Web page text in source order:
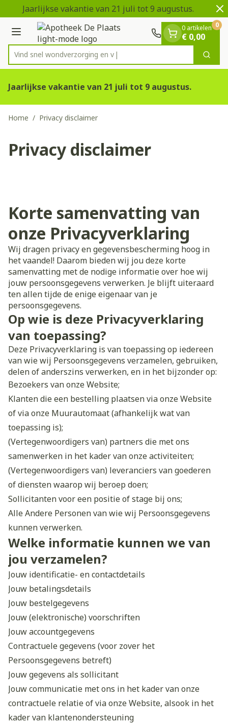
Ga naar de inhoud
1 van 2
Jaarlijkse vakantie van 21 juli tot 9 augustus.
Menu
Product, merk, categorie...
Zoek
0 artikelen
€ 0,00
0
Jaarlijkse vakantie van 21 juli tot 9 augustus.
Home / Privacy disclaimer
Privacy disclaimer
Korte samenvatting van
onze Privacyverklaring
Wij dragen privacy en gegevensbescherming hoog in
het vaandel! Daarom bieden wij jou deze korte
samenvatting met de nodige informatie over hoe wij
jouw persoonsgegevens verwerken. Je blijft uiteraard
ten allen tijde de enige eigenaar van je
persoonsgegevens.
Op wie is deze Privacyverklaring
van toepassing?
Deze Privacyverklaring is van toepassing op iedereen
van wie wij Persoonsgegevens verzamelen, gebruiken,
delen of anderszins verwerken, en in het bijzonder op:
Bezoekers van onze Website;
Klanten die een bestelling plaatsen via onze Website
of via onze Muurautomaat (afhankelijk wat van
toepassing is);
(Vertegenwoordigers van) partners die met ons
samenwerken in het kader van onze activiteiten;
(Vertegenwoordigers van) leveranciers van goederen
of diensten waarop wij beroep doen;
Sollicitanten voor een positie of stage bij ons;
Alle Andere Personen van wie wij Persoonsgegevens
kunnen verwerken.
Welke informatie kunnen we van
jou verzamelen?
Jouw identificatie- en contactdetails
Jouw betalingsdetails
Jouw bestelgegevens
Jouw (elektronische) voorschriften
Jouw accountgegevens
Contractuele gegevens (voor zover het
Persoonsgegevens betreft)
Jouw gegevens als sollicitant
Jouw communicatie met ons in het kader van onze
contractuele relatie of via onze Website, alsook in het
kader van klantenondersteuning